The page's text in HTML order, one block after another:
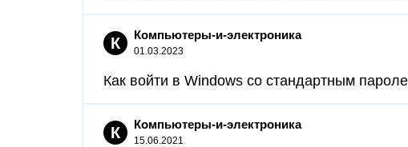
К Компьютеры-и-электроника
01.03.2023
Как войти в Windows со стандартным
К Компьютеры-и-электроника
15.06.2021